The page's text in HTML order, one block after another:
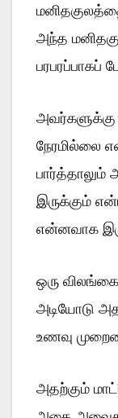
அந்த
பரபரப்பாகப்
அவர்களுக்கு
நேரமில்லை
பார்த்தாலும்
இருக்கும்
என்னவாக
ஒரு
அடியோடு
உணவு
அதற்கும்